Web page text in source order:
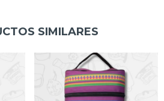
SIMILARES